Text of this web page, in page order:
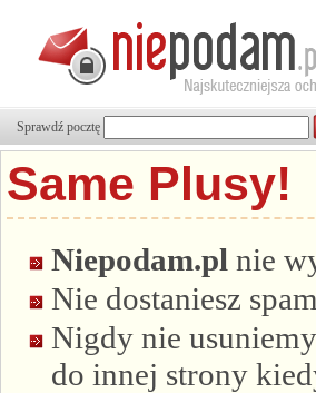
Sprawdź pocztę
Same Plusy!
Niepodam.pl nie
Nie dostaniesz
Nigdy nie
do innej strony